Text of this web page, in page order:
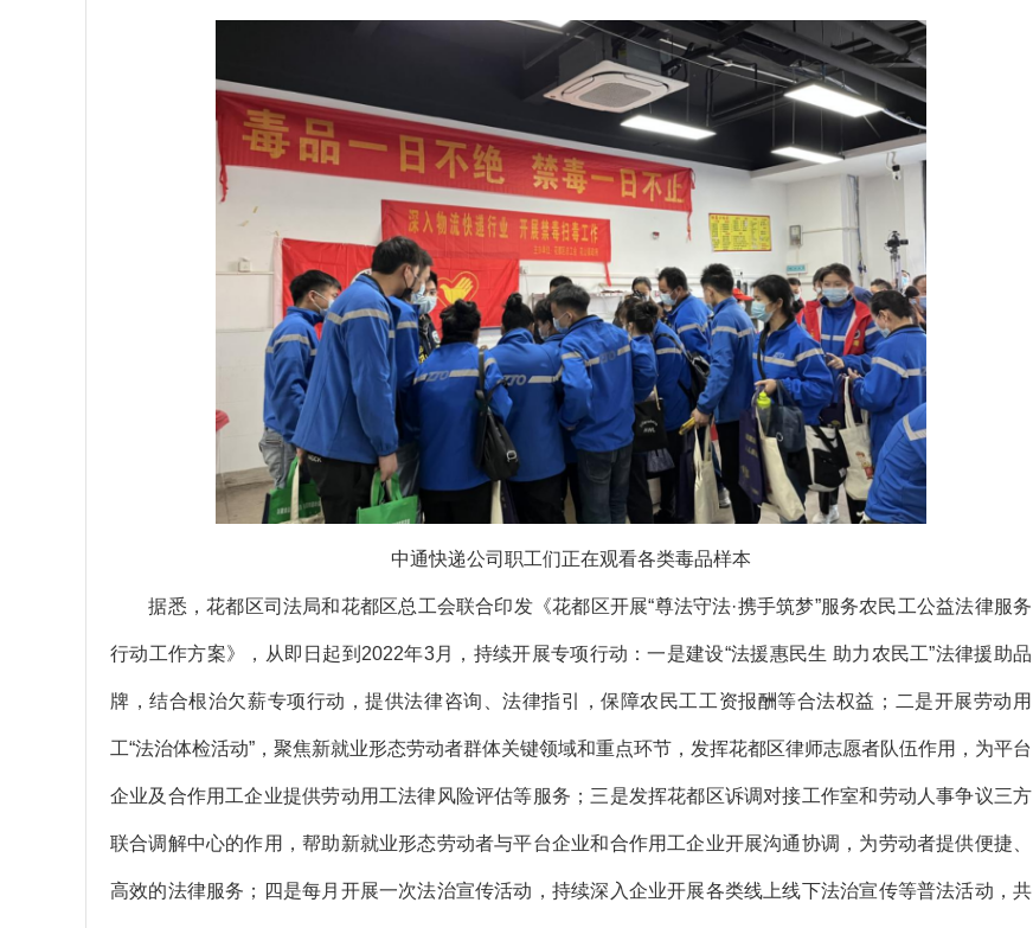
中通快递公司职工们正在观看各类毒品样本
据悉，花都区司法局和花都区总工会联合印发《花都区开展“尊法守法·携手筑梦”服务农民工公益法律服务
行动工作方案》，从即日起到2022年3月，持续开展专项行动：一是建设“法援惠民生 助力农民工”法律援助品
牌，结合根治欠薪专项行动，提供法律咨询、法律指引，保障农民工工资报酬等合法权益；二是开展劳动用
工“法治体检活动”，聚焦新就业形态劳动者群体关键领域和重点环节，发挥花都区律师志愿者队伍作用，为平台
企业及合作用工企业提供劳动用工法律风险评估等服务；三是发挥花都区诉调对接工作室和劳动人事争议三方
联合调解中心的作用，帮助新就业形态劳动者与平台企业和合作用工企业开展沟通协调，为劳动者提供便捷、
高效的法律服务；四是每月开展一次法治宣传活动，持续深入企业开展各类线上线下法治宣传等普法活动，共